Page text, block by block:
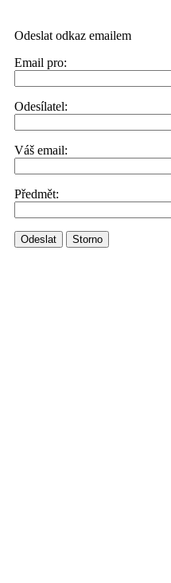
Odeslat odkaz emailem
Email pro:
Odesílatel:
Váš email:
Předmět:
Odeslat Storno